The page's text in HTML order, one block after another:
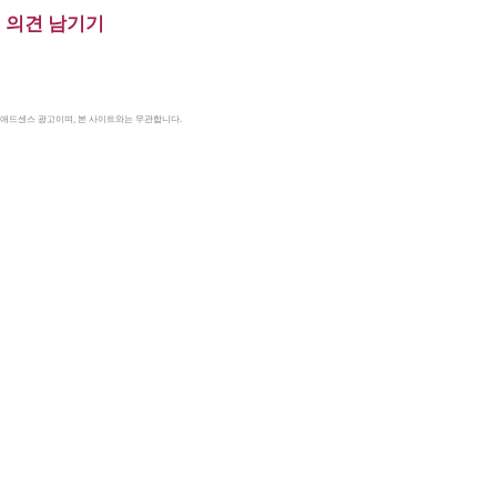
의견 남기기
드센스 광고이며, 본 사이트와는 무관합니다.